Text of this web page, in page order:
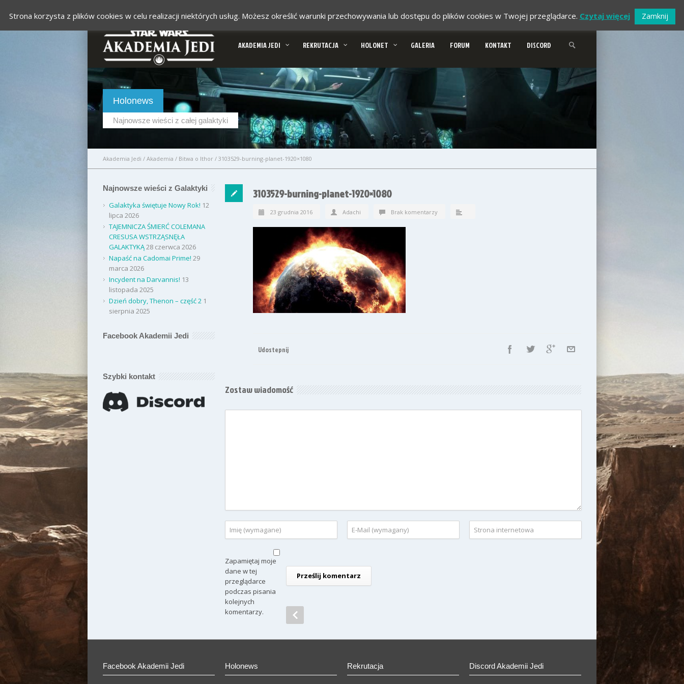
AKADEMIA JEDI REKRUTACJA HOLONET GALERIA FORUM KONTAKT DISCORD
Holonews
Najnowsze wieści z całej galaktyki
Akademia Jedi / Akademia / Bitwa o Ithor / 3103529-burning-planet-1920×1080
3103529-burning-planet-1920×1080
23 grudnia 2016 Adachi Brak komentarzy
Udostepnij
Zostaw wiadomość
Zapamiętaj moje
dane w tej
przeglądarce
podczas pisania
kolejnych
komentarzy.
Najnowsze wieści z Galaktyki
Galaktyka świętuje Nowy Rok! 12
lipca 2026
TAJEMNICZA ŚMIERĆ COLEMANA
CRESUSA WSTRZĄSNĘŁA
GALAKTYKĄ28 czerwca 2026
Napaść na Cadomai Prime! 29
marca 2026
Incydent na Darvannis! 13
listopada 2025
Dzień dobry, Thenon – część 2 1
sierpnia 2025
Facebook Akademii Jedi
Szybki kontakt
Facebook Akademii Jedi Holonews Rekrutacja Discord Akademii Jedi
Strona korzysta z plików cookies w celu realizacji niektórych usług. Możesz określić warunki przechowywania lub dostępu do plików cookies w Twojej przeglądarce. Czytaj więcej Zamknij